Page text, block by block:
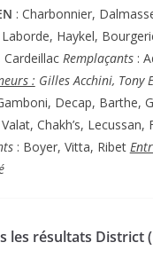
: Charbonnier,
Haykel,
Remplaçants :
: Gilles Acchini, Tony
Decap, Barthe,
Chakh’s, Lecussan,
: Boyer, Vitta, Ribet
les résultats District